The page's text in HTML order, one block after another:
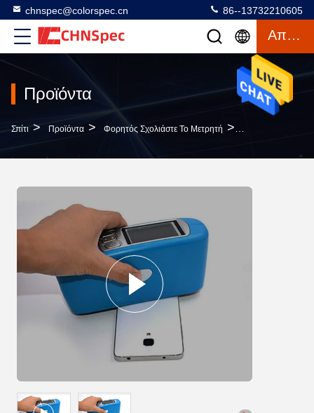
chnspec@colorspec.cn 86--13732210605
Απόσπασμα
Προϊόντα
Σπίτι > Προϊόντα > Φορητός Σχολιάστε Το Μετρητή >